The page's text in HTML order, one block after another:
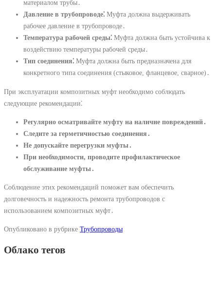
материалом трубы․
Давление в трубопроводе⁚ Муфта должна выдерживать
рабочее давление в трубопроводе․
Температура рабочей среды⁚ Муфта должна быть устойчива к
воздействию температуры рабочей среды․
Тип соединения⁚ Муфта должна быть предназначена для
конкретного типа соединения (стыковое, фланцевое, сварное)․
При эксплуатации композитных муфт необходимо соблюдать
следующие рекомендации⁚
Регулярно осматривайте муфту на наличие повреждений․
Следите за герметичностью соединения․
Не допускайте перегрузки муфты․
При необходимости, проводите профилактическое
обслуживание муфты․
Соблюдение этих рекомендаций поможет вам обеспечить
долговечность и надежность ремонта трубопроводов с
использованием композитных муфт․
Опубликовано в рубрике Трубопроводы
Облако тегов